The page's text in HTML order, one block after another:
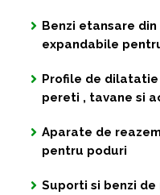
Benzi etansare din
expandabile
Profile de
pereti , tavane si
Aparate de
pentru poduri
Suporti si benzi